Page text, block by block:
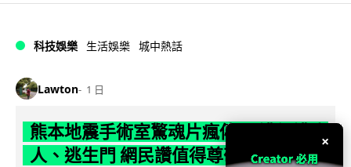
科技娛樂 生活娛樂 城中熱話
Lawton 1 日
熊本地震手術室驚魂片瘋傳 醫護保護病
人、逃生門 網民讚值得尊敬
×